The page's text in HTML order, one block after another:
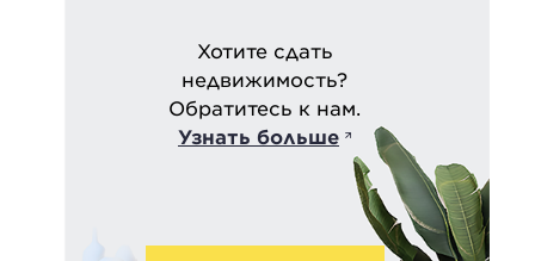
Хотите сдать
недвижимость?
Обратитесь к нам.
Узнать больше